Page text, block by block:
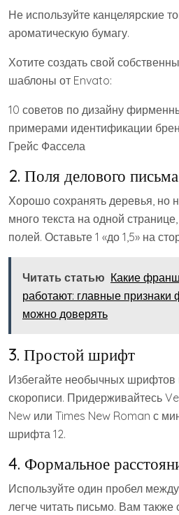
Не используйте канцелярские
ароматическую бумагу.
Хотите создать свой
шаблоны от Envato:
10 советов по дизайну
примерами идентификации
Грейс Фассела
2. Поля делового письма
Хорошо сохранять деревья, но
много текста на одной
полей. Оставьте 1 «до 1,5» на
Читать статью Какие
работают: главные
можно доверять
3. Простой шрифт
Избегайте необычных шрифтов
скорописи. Придерживайтесь
New или Times New Roman с
шрифта 12.
4. Формальное
Используйте один пробел
легче читать письмо. Вам также